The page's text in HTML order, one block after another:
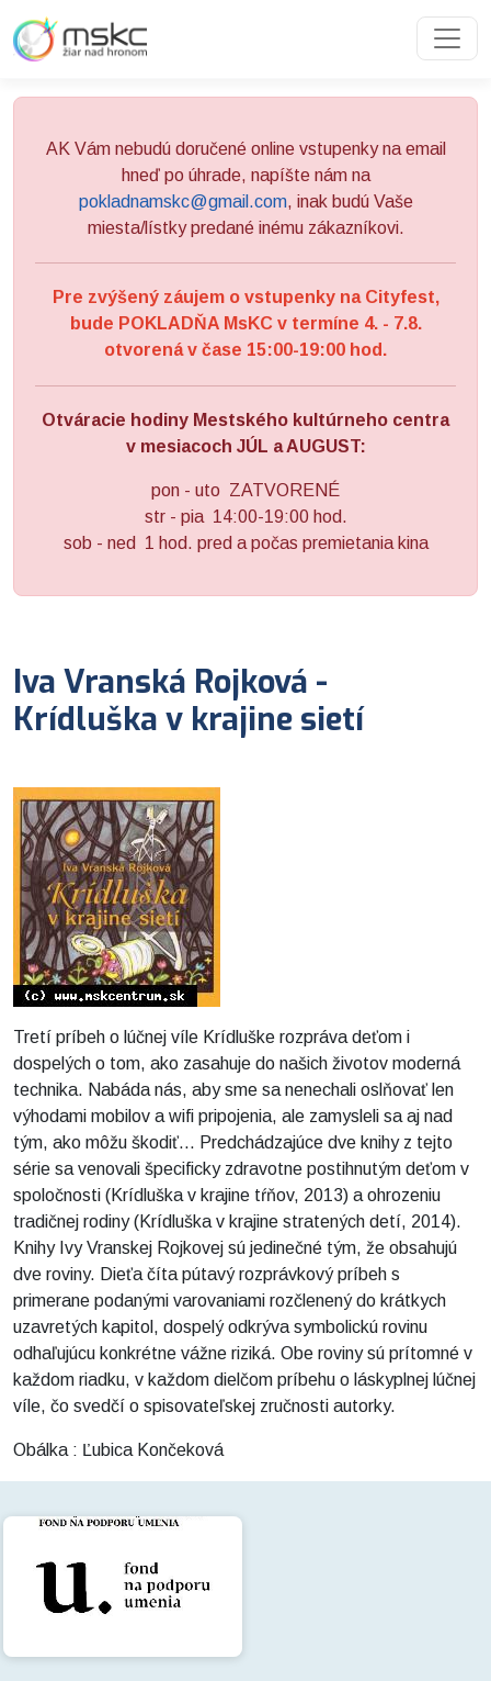
AK Vám nebudú doručené online vstupenky na email
hneď po úhrade, napíšte nám na
pokladnamskc@gmail.com, inak budú Vaše
miesta/lístky predané inému zákazníkovi.
Pre zvýšený záujem o vstupenky na Cityfest,
bude POKLADŇA MsKC v termíne 4. - 7.8.
otvorená v čase 15:00-19:00 hod.
Otváracie hodiny Mestského kultúrneho centra
v mesiacoch JÚL a AUGUST:
pon - uto ZATVORENÉ
str - pia 14:00-19:00 hod.
sob - ned 1 hod. pred a počas premietania kina
Iva Vranská Rojková -
Krídluška v krajine sietí
Tretí príbeh o lúčnej víle Krídluške rozpráva deťom i
dospelých o tom, ako zasahuje do našich životov moderná
technika. Nabáda nás, aby sme sa nenechali oslňovať len
výhodami mobilov a wifi pripojenia, ale zamysleli sa aj nad
tým, ako môžu škodiť... Predchádzajúce dve knihy z tejto
série sa venovali špecificky zdravotne postihnutým deťom v
spoločnosti (Krídluška v krajine tŕňov, 2013) a ohrozeniu
tradičnej rodiny (Krídluška v krajine stratených detí, 2014).
Knihy Ivy Vranskej Rojkovej sú jedinečné tým, že obsahujú
dve roviny. Dieťa číta pútavý rozprávkový príbeh s
primerane podanými varovaniami rozčlenený do krátkych
uzavretých kapitol, dospelý odkrýva symbolickú rovinu
odhaľujúcu konkrétne vážne riziká. Obe roviny sú prítomné v
každom riadku, v každom dielčom príbehu o láskyplnej lúčnej
víle, čo svedčí o spisovateľskej zručnosti autorky.
Obálka : Ľubica Končeková